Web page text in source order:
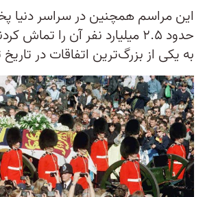
این مراسم همچنین در سراسر
حدود ۲.۵ میلیارد نفر آن را
به یکی از بزرگ‌ترین اتفاقات در تاریخ